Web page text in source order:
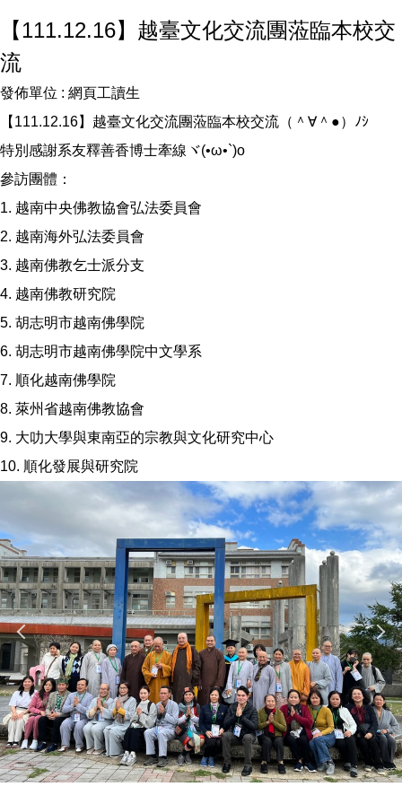
【111.12.16】越臺文化交流團蒞臨本校交
流
發佈單位 : 網頁工讀生
【111.12.16】越臺文化交流團蒞臨本校交流（＾∀＾●）ﾉｼ
特別感謝系友釋善香博士牽線ヾ(•ω•`)o
參訪團體：
1. 越南中央佛教協會弘法委員會
2. 越南海外弘法委員會
3. 越南佛教乞士派分支
4. 越南佛教研究院
5. 胡志明市越南佛學院
6. 胡志明市越南佛學院中文學系
7. 順化越南佛學院
8. 萊州省越南佛教協會
9. 大叻大學與東南亞的宗教與文化研究中心
10. 順化發展與研究院